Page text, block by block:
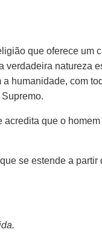
que oferece um
natureza
humanidade, com
que o
se estende a